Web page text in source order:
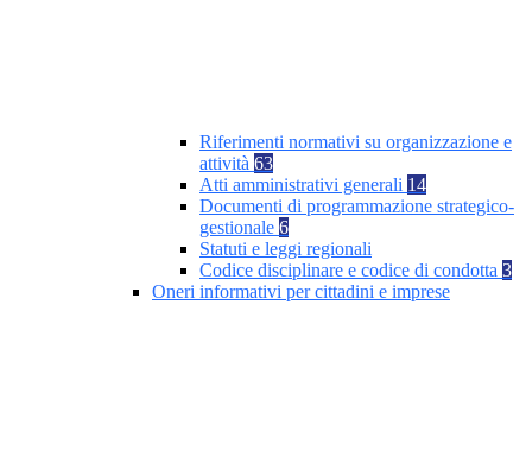
Riferimenti normativi su organizzazione e
attività 63
Atti amministrativi generali 14
Documenti di programmazione strategico-
gestionale 6
Statuti e leggi regionali
Codice disciplinare e codice di condotta 3
Oneri informativi per cittadini e imprese